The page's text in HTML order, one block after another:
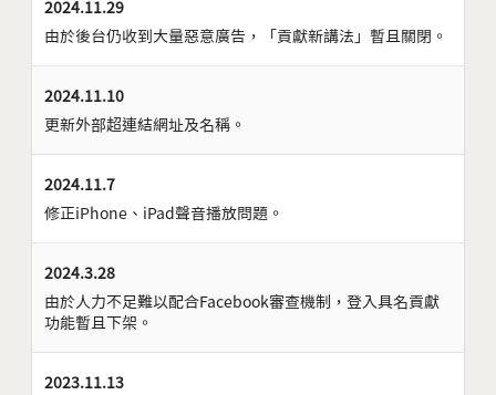
2024.11.29
由於後台仍收到大量惡意廣告，「貢獻新講法」暫且關閉。
2024.11.10
更新外部超連結網址及名稱。
2024.11.7
修正iPhone、iPad聲音播放問題。
2024.3.28
由於人力不足難以配合Facebook審查機制，登入具名貢獻
功能暫且下架。
2023.11.13